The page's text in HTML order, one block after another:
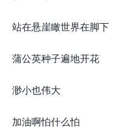
站在悬崖瞰世界在脚下
蒲公英种子遍地开花
渺小也伟大
加油啊怕什么怕